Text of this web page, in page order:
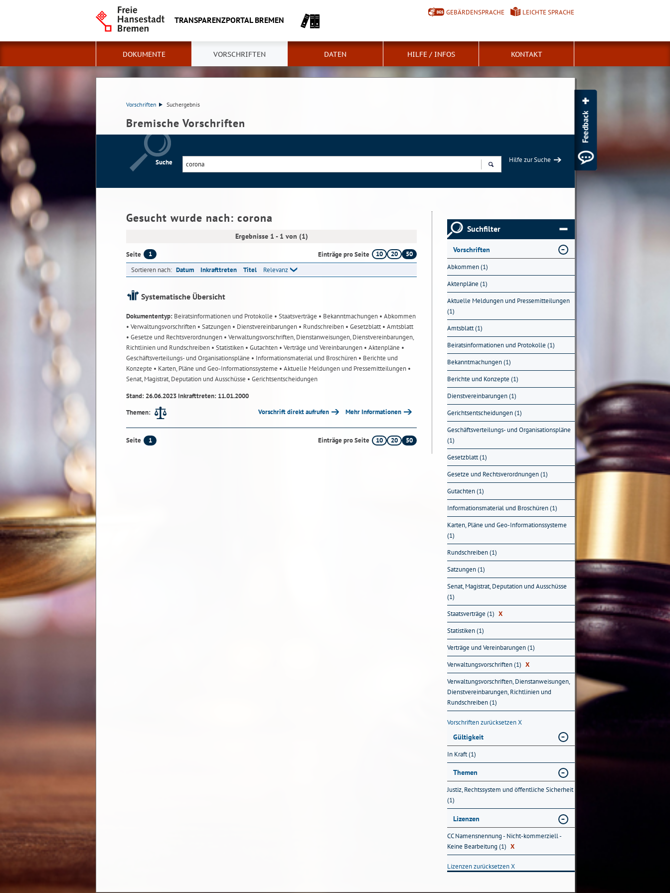
TRANSPARENZPORTAL BREMEN
GEBÄRDENSPRACHE LEICHTE SPRACHE
DOKUMENTE VORSCHRIFTEN DATEN HILFE / INFOS KONTAKT
Vorschriften Suchergebnis
Bremische Vorschriften
Suche
Hilfe zur Suche
Gesucht wurde nach: corona
Ergebnisse 1 - 1 von (1)
Seite 1 Einträge pro Seite 10 20
50
Sortieren nach: Datum Inkrafttreten Titel Relevanz
Systematische Übersicht
Dokumententyp: Beiratsinformationen und Protokolle • Staatsverträge • Bekanntmachungen • Abkommen
• Verwaltungsvorschriften • Satzungen • Dienstvereinbarungen • Rundschreiben • Gesetzblatt• Amtsblatt
• Gesetze und Rechtsverordnungen • Verwaltungsvorschriften, Dienstanweisungen, Dienstvereinbarungen,
Richtlinien und Rundschreiben • Statistiken • Gutachten • Verträge und Vereinbarungen • Aktenpläne •
Geschäftsverteilungs- und Organisationspläne • Informationsmaterial und Broschüren • Berichte und
Konzepte • Karten, Pläne und Geo-Informationssysteme • Aktuelle Meldungen und Pressemitteilungen •
Senat, Magistrat, Deputation und Ausschüsse • Gerichtsentscheidungen
Stand: 26.06.2023 Inkrafttreten: 11.01.2000
Themen:
Vorschrift direkt aufrufen Mehr Informationen
Seite 1 Einträge pro Seite 10 20 50
Suchfilter
Vorschriften
Abkommen (1)
Aktenpläne (1)
Aktuelle Meldungen und Pressemitteilungen
(1)
Amtsblatt (1)
Beiratsinformationen und Protokolle (1)
Bekanntmachungen (1)
Berichte und Konzepte (1)
Dienstvereinbarungen (1)
Gerichtsentscheidungen (1)
Geschäftsverteilungs- und Organisationspläne
(1)
Gesetzblatt (1)
Gesetze und Rechtsverordnungen (1)
Gutachten (1)
Informationsmaterial und Broschüren (1)
Karten, Pläne und Geo-Informationssysteme
(1)
Rundschreiben (1)
Satzungen (1)
Senat, Magistrat, Deputation und Ausschüsse
(1)
Staatsverträge (1) X
Statistiken (1)
Verträge und Vereinbarungen (1)
Verwaltungsvorschriften (1) X
Verwaltungsvorschriften, Dienstanweisungen,
Dienstvereinbarungen, Richtlinien und
Rundschreiben (1)
Vorschriften zurücksetzenX
Gültigkeit
In Kraft (1)
Themen
Justiz, Rechtssystem und öffentliche Sicherheit
(1)
Lizenzen
CC Namensnennung - Nicht-kommerziell -
Keine Bearbeitung (1) X
Lizenzen zurücksetzenX